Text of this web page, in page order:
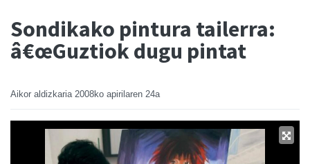
Sondikako pintura tailerra:
â€œGuztiok dugu pintat
Aikor aldizkaria 2008ko apirilaren 24a